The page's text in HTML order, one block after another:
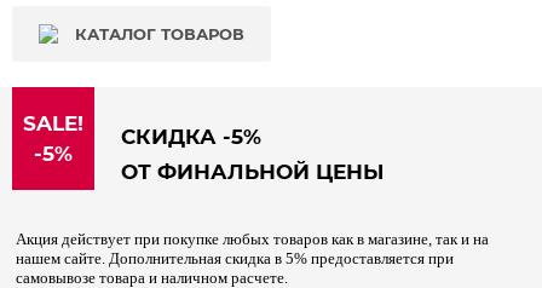
КАТАЛОГ ТОВАРОВ
SALE!
-5%
СКИДКА -5%
ОТ ФИНАЛЬНОЙ ЦЕНЫ
Акция действует при покупке любых товаров как в магазине, так и на
нашем сайте. Дополнительная скидка в 5% предоставляется при
самовывозе товара и наличном расчете.